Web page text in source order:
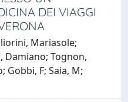
DEI VIAGGI
Mariasole;
Damiano; Tognon,
Gobbi, F; Saia, M;